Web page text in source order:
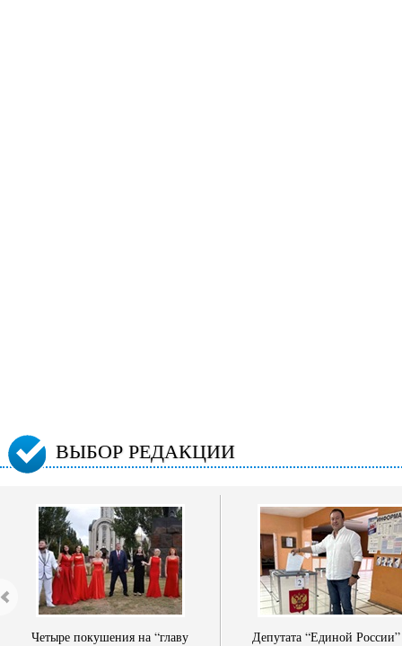
ВЫБОР РЕДАКЦИИ
Четыре покушения на “главу
Депутата “Единой